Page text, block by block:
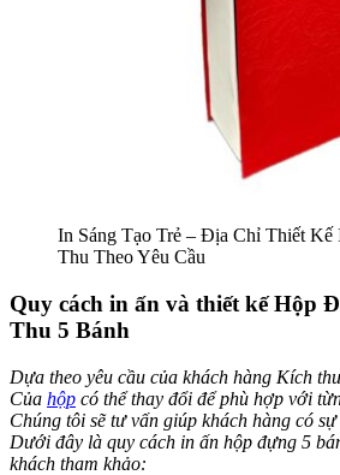
In Sáng Tạo Trẻ – Địa Chỉ Thiết
Thu Theo Yêu Cầu
Quy cách in ấn và thiết kế Hộp
Thu 5 Bánh
Dựa theo yêu cầu của khách hàng Kích
Của hộp có thể thay đổi để phù hợp với
Chúng tôi sẽ tư vấn giúp khách hàng có
Dưới đây là quy cách in ấn hộp đựng 5
khách tham khảo: